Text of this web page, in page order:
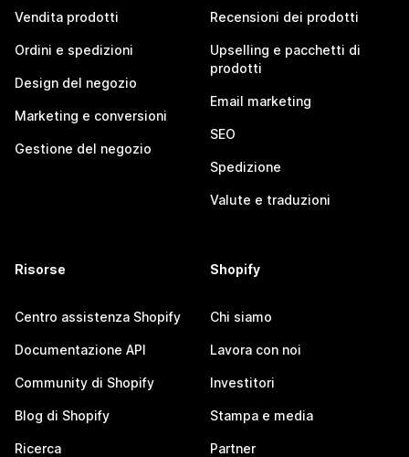
Vendita prodotti
Ordini e spedizioni
Design del negozio
Marketing e conversioni
Gestione del negozio
Recensioni dei prodotti
Upselling e pacchetti di
prodotti
Email marketing
SEO
Spedizione
Valute e traduzioni
Risorse
Centro assistenza Shopify
Documentazione API
Community di Shopify
Blog di Shopify
Ricerca
Shopify
Chi siamo
Lavora con noi
Investitori
Stampa e media
Partner